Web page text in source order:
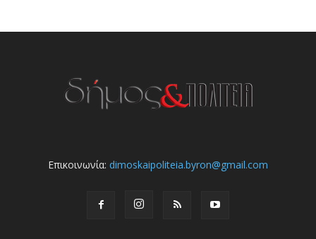
Επικοινωνία: dimoskaipoliteia.byron@gmail.com